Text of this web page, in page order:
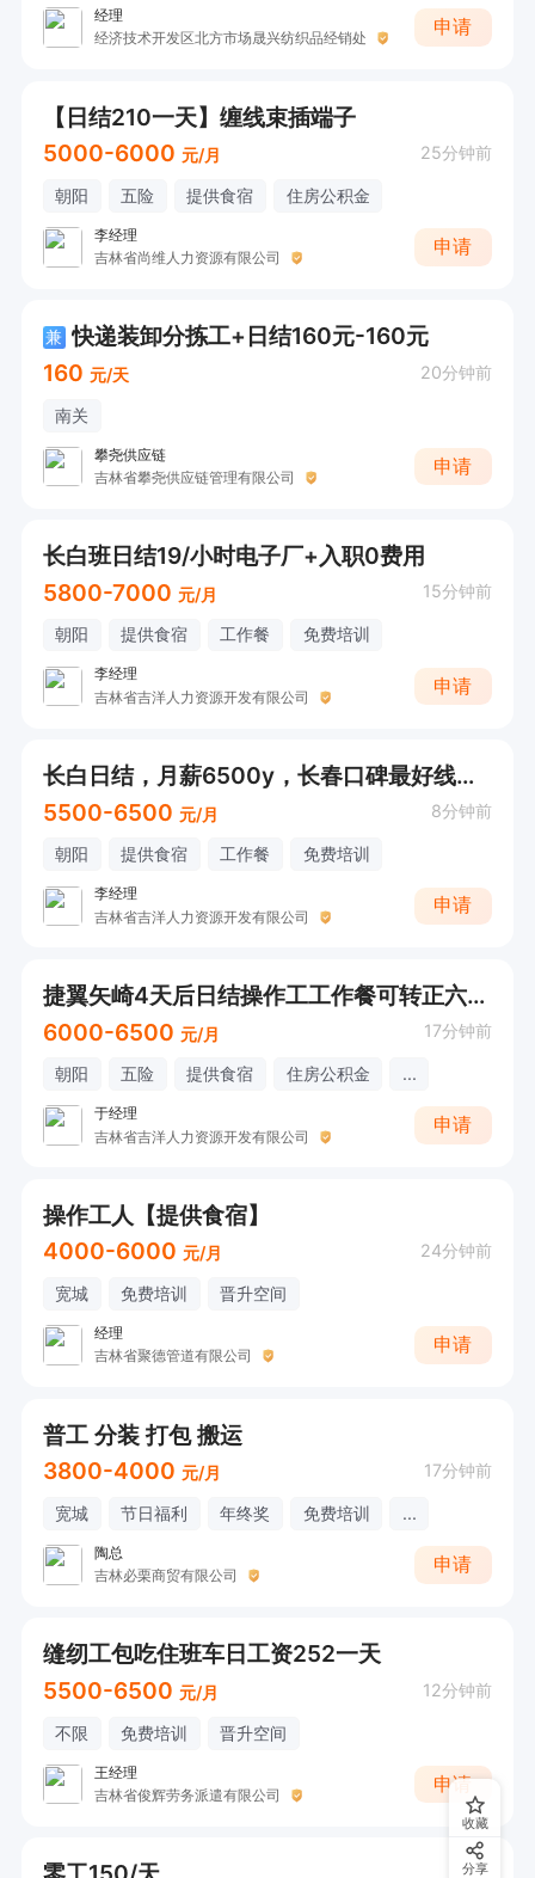
经理
经济技术开发区北方市场晟兴纺织品经销处
申请
【日结210一天】缠线束插端子
5000-6000 元/月 25分钟前
朝阳 五险 提供食宿 住房公积金
李经理
吉林省尚维人力资源有限公司
申请
兼 快递装卸分拣工+日结160元-160元
160 元/天 20分钟前
南关
攀尧供应链
吉林省攀尧供应链管理有限公司
申请
长白班日结19/小时电子厂+入职0费用
5800-7000 元/月 15分钟前
朝阳 提供食宿 工作餐 免费培训
李经理
吉林省吉洋人力资源开发有限公司
申请
长白日结，月薪6500y，长春口碑最好线束厂捷翼管吃住
5500-6500 元/月 8分钟前
朝阳 提供食宿 工作餐 免费培训
李经理
吉林省吉洋人力资源开发有限公司
申请
捷翼矢崎4天后日结操作工工作餐可转正六险一金
6000-6500 元/月 17分钟前
朝阳 五险 提供食宿 住房公积金 ...
于经理
吉林省吉洋人力资源开发有限公司
申请
操作工人【提供食宿】
4000-6000 元/月 24分钟前
宽城 免费培训 晋升空间
经理
吉林省聚德管道有限公司
申请
普工 分装 打包 搬运
3800-4000 元/月 17分钟前
宽城 节日福利 年终奖 免费培训 ...
陶总
吉林必栗商贸有限公司
申请
缝纫工包吃住班车日工资252一天
5500-6500 元/月 12分钟前
不限 免费培训 晋升空间
王经理
吉林省俊辉劳务派遣有限公司
申请
收藏
分享